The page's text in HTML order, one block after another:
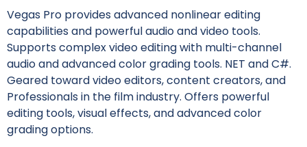
Vegas Pro provides advanced nonlinear editing
capabilities and powerful audio and video tools.
Supports complex video editing with multi-channel
audio and advanced color grading tools. NET and C#.
Geared toward video editors, content creators, and
Professionals in the film industry. Offers powerful
editing tools, visual effects, and advanced color
grading options.